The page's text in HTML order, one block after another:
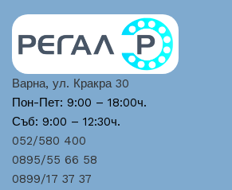
Варна, ул. Кракра 30
Пон-Пет: 9:00 – 18:00ч.
Съб: 9:00 – 12:30ч.
052/580 400
0895/55 66 58
0899/17 37 37